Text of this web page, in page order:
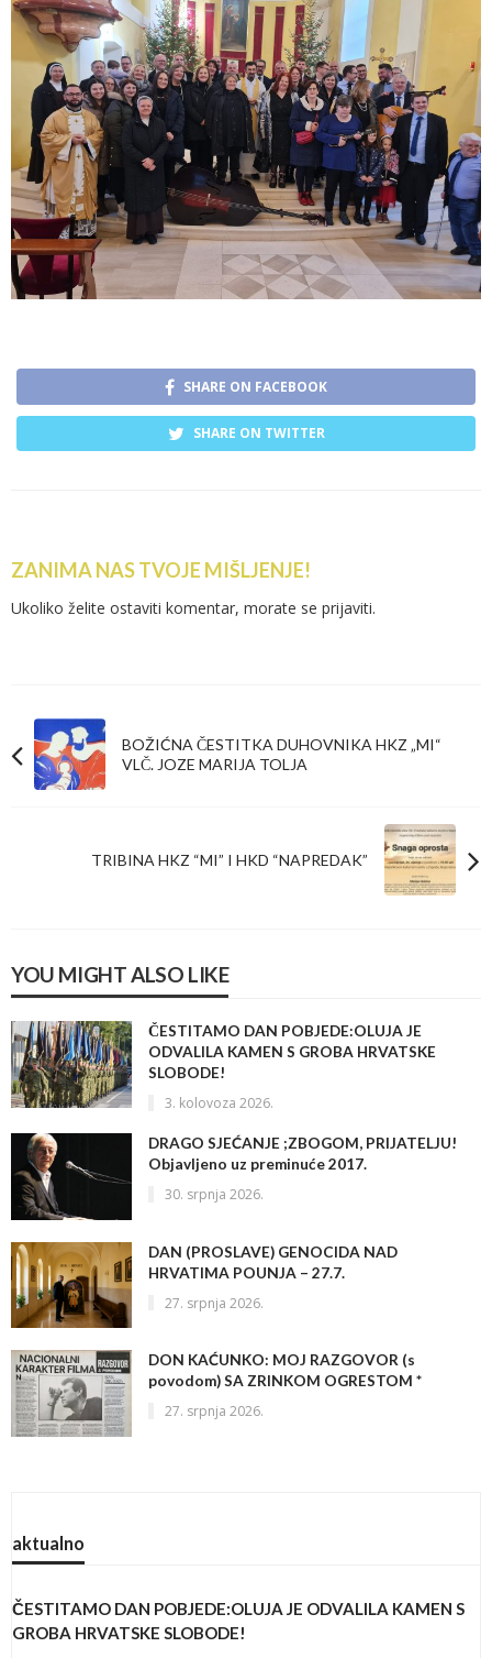
SHARE ON FACEBOOK
SHARE ON TWITTER
ZANIMA NAS TVOJE MIŠLJENJE!
Ukoliko želite ostaviti komentar, morate se prijaviti.
BOŽIĆNA ČESTITKA DUHOVNIKA HKZ „MI“
VLČ. JOZE MARIJA TOLJA
TRIBINA HKZ “MI” I HKD “NAPREDAK”
YOU MIGHT ALSO LIKE
ČESTITAMO DAN POBJEDE:OLUJA JE
ODVALILA KAMEN S GROBA HRVATSKE
SLOBODE!
3. kolovoza 2026.
DRAGO SJEĆANJE ;ZBOGOM, PRIJATELJU!
Objavljeno uz preminuće 2017.
30. srpnja 2026.
DAN (PROSLAVE) GENOCIDA NAD
HRVATIMA POUNJA – 27.7.
27. srpnja 2026.
DON KAĆUNKO: MOJ RAZGOVOR (s
povodom) SA ZRINKOM OGRESTOM *
27. srpnja 2026.
aktualno
ČESTITAMO DAN POBJEDE:OLUJA JE ODVALILA KAMEN S
GROBA HRVATSKE SLOBODE!